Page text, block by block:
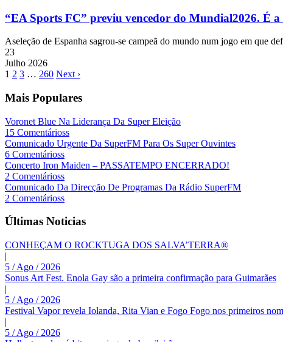
“EA Sports FC” previu vencedor do Mundial2026. É a
Aseleção de Espanha sagrou-se campeã do mundo num jogo em que
23
Julho 2026
1 2 3 … 260 Next ›
Mais Populares
Voronet Blue Na Liderança Da Super Eleição
15 Comentárioss
Comunicado Urgente Da SuperFM Para Os Super Ouvintes
6 Comentárioss
Concerto Iron Maiden – PASSATEMPO ENCERRADO!
2 Comentárioss
Comunicado Da Direcção De Programas Da Rádio SuperFM
2 Comentárioss
Últimas Noticias
CONHEÇAM O ROCKTUGA DOS SALVA’TERRA®
|
5 / Ago / 2026
Sonus Art Fest. Enola Gay são a primeira confirmação para Guimarães
|
5 / Ago / 2026
Festival Vapor revela Iolanda, Rita Vian e Fogo Fogo nos primeiros
|
5 / Ago / 2026